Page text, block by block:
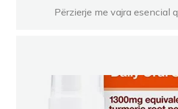
Përzierje me vajra esencial